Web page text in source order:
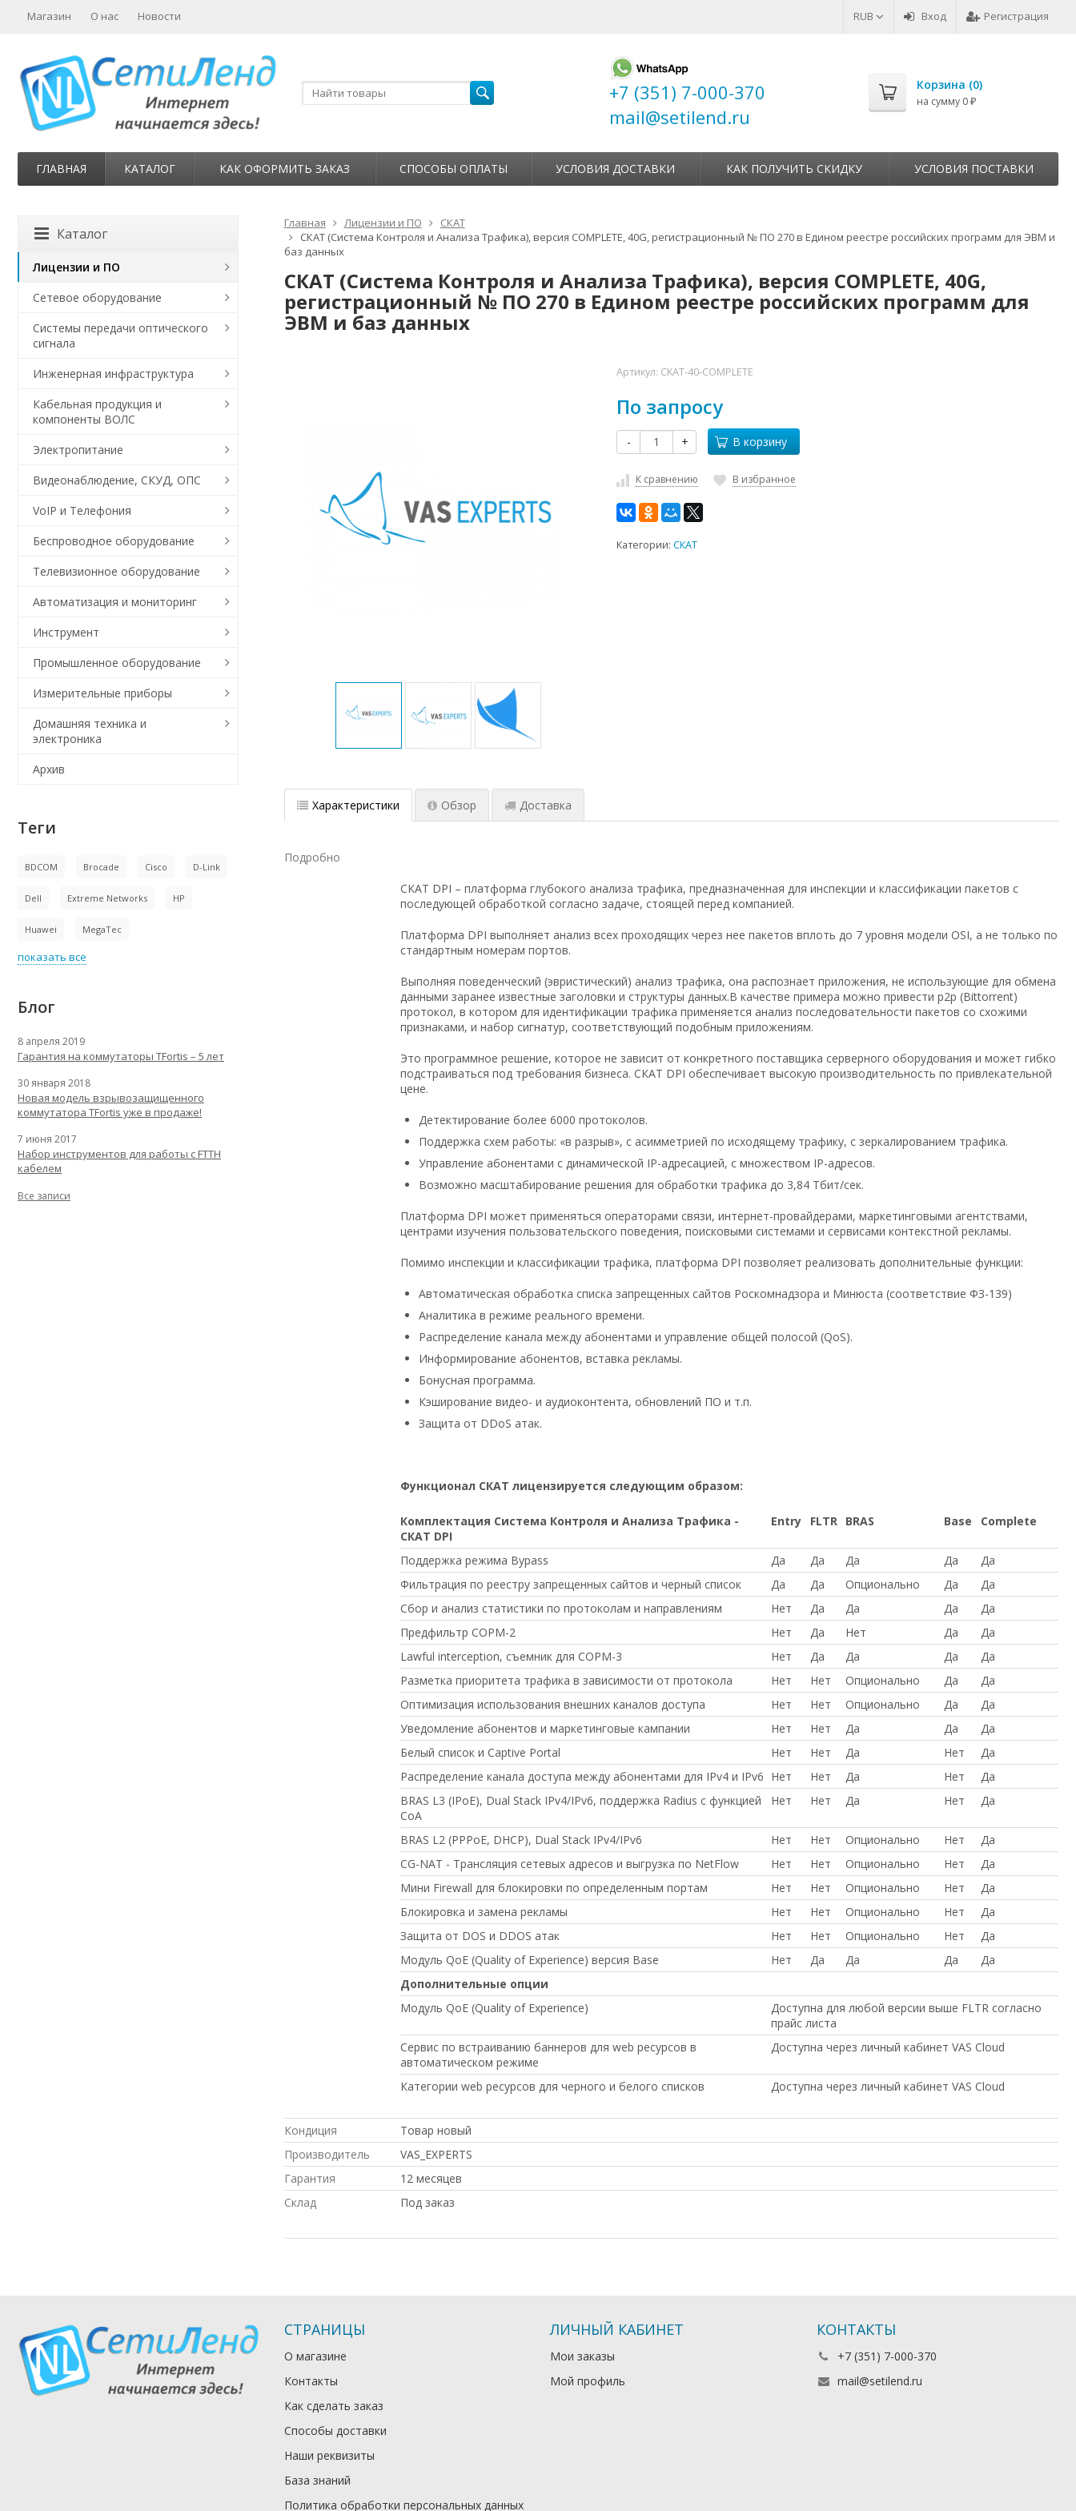
RUB Вход Регистрация
Магазин О нас Новости
+7 (351) 7-000-370
mail@setilend.ru
Корзина (0)
на сумму 0 ₽
ГЛАВНАЯ КАТАЛОГ КАК ОФОРМИТЬ ЗАКАЗ СПОСОБЫ ОПЛАТЫ УСЛОВИЯ ДОСТАВКИ КАК ПОЛУЧИТЬ СКИДКУ УСЛОВИЯ ПОСТАВКИ
Главная Лицензии и ПО
СКАТ
СКАТ (Система Контроля и Анализа Трафика), версия COMPLETE, 40G, регистрационный № ПО 270 в Едином реестре российских программ для ЭВМ и
баз данных
СКАТ (Система Контроля и Анализа Трафика), версия COMPLETE, 40G,
регистрационный № ПО 270 в Едином реестре российских программ для
ЭВМ и баз данных
Артикул: CKAT-40-COMPLETE
По запросу
- + В корзину
К сравнению В избранное
Категории:СКАТ
Характеристики Обзор Доставка
Подробно
СКАТ DPI – платформа глубокого анализа трафика, предназначенная для инспекции и классификации пакетов с
последующей обработкой согласно задаче, стоящей перед компанией.
Платформа DPI выполняет анализ всех проходящих через нее пакетов вплоть до 7 уровня модели OSI, а не только по
стандартным номерам портов.
Выполняя поведенческий (эвристический) анализ трафика, она распознает приложения, не использующие для обмена
данными заранее известные заголовки и структуры данных.В качестве примера можно привести p2p (Bittorrent)
протокол, в котором для идентификации трафика применяется анализ последовательности пакетов со схожими
признаками, и набор сигнатур, соответствующий подобным приложениям.
Это программное решение, которое не зависит от конкретного поставщика серверного оборудования и может гибко
подстраиваться под требования бизнеса. СКАТ DPI обеспечивает высокую производительность по привлекательной
цене.
Детектирование более 6000 протоколов.
Поддержка схем работы: «в разрыв», с асимметрией по исходящему трафику, с зеркалированием трафика.
Управление абонентами с динамической IP-адресацией, с множеством IP-адресов.
Возможно масштабирование решения для обработки трафика до 3,84 Тбит/сек.
Платформа DPI может применяться операторами связи, интернет-провайдерами, маркетинговыми агентствами,
центрами изучения пользовательского поведения, поисковыми системами и сервисами контекстной рекламы.
Помимо инспекции и классификации трафика, платформа DPI позволяет реализовать дополнительные функции:
Автоматическая обработка списка запрещенных сайтов Роскомнадзора и Минюста (соответствие ФЗ-139)
Аналитика в режиме реального времени.
Распределение канала между абонентами и управление общей полосой (QoS).
Информирование абонентов, вставка рекламы.
Бонусная программа.
Кэширование видео- и аудиоконтента, обновлений ПО и т.п.
Защита от DDoS атак.
Функционал СКАТ лицензируется следующим образом:
Комплектация Система Контроля и Анализа Трафика -
СКАТ DPI
Entry FLTR BRAS Base Complete
Поддержка режима Bypass Да Да Да Да
Да
Фильтрация по реестру запрещенных сайтов и черный список
Да Да Опционально Да
Да
Сбор и анализ статистики по протоколам и направлениям
Нет Да Да Да
Да
Предфильтр СОРМ-2
Нет Да Нет Да
Да
Lawful interception, съемник для СОРМ-3
Нет Да Да Да
Да
Разметка приоритета трафика в зависимости от протокола
Нет Нет Опционально Да
Да
Оптимизация использования внешних каналов доступа
Нет Нет Опционально Да
Да
Уведомление абонентов и маркетинговые кампании
Нет Нет Да Да
Да
Белый список и Captive Portal
Нет Нет Да Нет
Да
Распределение канала доступа между абонентами для IPv4 и IPv6 Нет Нет Да Нет
Да
BRAS L3 (IPoE), Dual Stack IPv4/IPv6, поддержка Radius c функцией
CoA
Нет Нет Да Нет Да
BRAS L2 (PPPoE, DHCP), Dual Stack IPv4/IPv6 Нет Нет Опционально Нет
Да
CG-NAT - Трансляция сетевых адресов и выгрузка по NetFlow
Нет Нет Опционально Нет
Да
Мини Firewall для блокировки по определенным портам
Нет Нет Опционально Нет
Да
Блокировка и замена рекламы
Нет Нет Опционально Нет
Да
Защита от DOS и DDOS атак
Нет Нет Опционально Нет
Да
Модуль QoE (Quality of Experience) версия Base
Нет Да Да Да
Да
Дополнительные опции
Модуль QoE (Quality of Experience)
Доступна для любой версии выше FLTR согласно
прайс листа
Сервис по встраиванию баннеров для web ресурсов в
автоматическом режиме
Доступна через личный кабинет VAS Cloud
Категории web ресурсов для черного и белого списков Доступна через личный кабинет VAS Cloud
Кондиция
Товар новый
Производитель
VAS_EXPERTS
Гарантия
12 месяцев
Склад
Под заказ
Каталог
Лицензии и ПО
Сетевое оборудование
Системы передачи оптического
сигнала
Инженерная инфраструктура
Кабельная продукция и
компоненты ВОЛС
Электропитание
Видеонаблюдение, СКУД, ОПС
VoIP и Телефония
Беспроводное оборудование
Телевизионное оборудование
Автоматизация и мониторинг
Инструмент
Промышленное оборудование
Измерительные приборы
Домашняя техника и
электроника
Архив
Теги
BDCOM Brocade Cisco D-Link
Dell Extreme Networks HP
Huawei MegaTec
показать все
Блог
8 апреля 2019
Гарантия на коммутаторы TFortis – 5 лет
30 января 2018
Новая модель взрывозащищенного
коммутатора TFortis уже в продаже!
7 июня 2017
Набор инструментов для работы с FTTH
кабелем
Все записи
СТРАНИЦЫ
О магазине
Контакты
Как сделать заказ
Способы доставки
Наши реквизиты
База знаний
Политика обработки персональных данных
ЛИЧНЫЙ КАБИНЕТ
Мои заказы
Мой профиль
КОНТАКТЫ
+7 (351) 7-000-370
mail@setilend.ru